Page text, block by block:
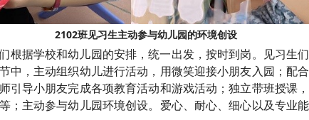
2102班见习生主动参与幼儿园的环境创设
根据学校和幼儿园的安排，统一出发，按时到岗。见习生
中，主动组织幼儿进行活动，用微笑迎接小朋友入园；配
引导小朋友完成各项教育活动和游戏活动；独立带班授课
；主动参与幼儿园环境创设。爱心、耐心、细心以及专业